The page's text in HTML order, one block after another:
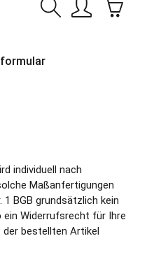
individuell nach
Maßanfertigungen
BGB grundsätzlich kein
Widerrufsrecht für Ihre
der bestellten Artikel